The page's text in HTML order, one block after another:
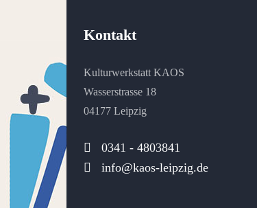
Kontakt
Kulturwerkstatt KAOS
Wasserstrasse 18
04177 Leipzig
0341 - 4803841
info@kaos-leipzig.de